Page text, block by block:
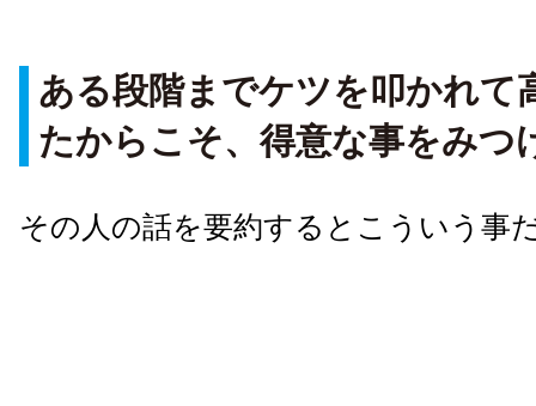
ある段階までケツを叩かれて
たからこそ、得意な事をみつ
その人の話を要約するとこういう事